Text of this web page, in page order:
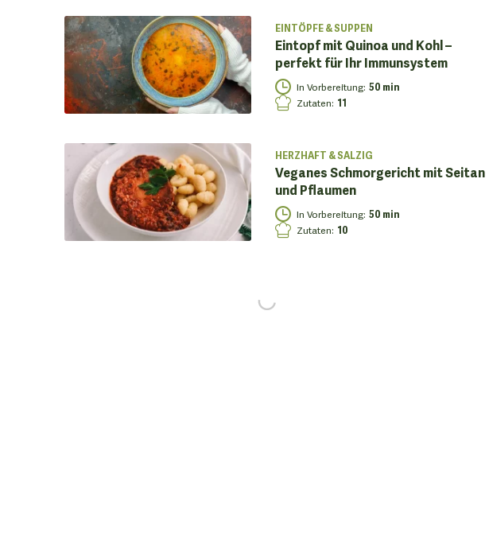
EINTÖPFE & SUPPEN
Eintopf mit Quinoa und Kohl –
perfekt für Ihr Immunsystem
In Vorbereitung: 50 min
Zutaten: 11
HERZHAFT & SALZIG
Veganes Schmorgericht mit Seitan
und Pflaumen
In Vorbereitung: 50 min
Zutaten: 10